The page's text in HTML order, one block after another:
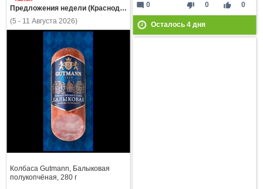
thumb_down 0 thumb_up 0
mode_comment 0
Осталось 4дня
Предложения недели (Краснодарский край)
(5 - 11 Августа 2026)
Колбаса Gutmann, Балыковая
полукопчёная, 280 г